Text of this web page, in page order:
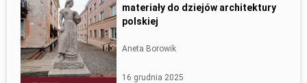
materiały do dziejów architektury
polskiej
Aneta Borowik
16 grudnia 2025